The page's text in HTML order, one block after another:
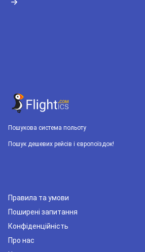
Пошукова система польоту
Пошук дешевих рейсів і європоїздок!
Правила та умови
Поширені запитання
Конфіденційність
Про нас